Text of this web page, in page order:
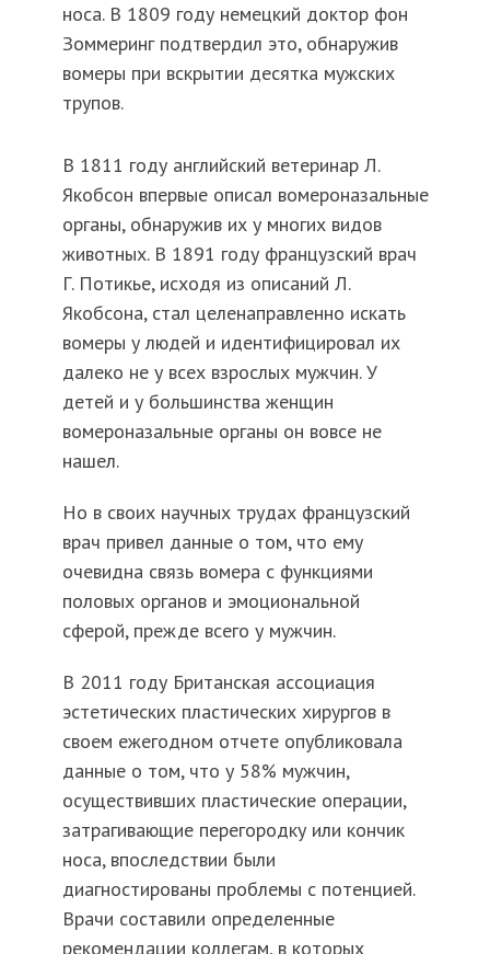
носа. В 1809 году немецкий доктор фон
Зоммеринг подтвердил это, обнаружив
вомеры при вскрытии десятка мужских
трупов.
В 1811 году английский ветеринар Л.
Якобсон впервые описал вомероназальные
органы, обнаружив их у многих видов
животных. В 1891 году французский врач
Г. Потикье, исходя из описаний Л.
Якобсона, стал целенаправленно искать
вомеры у людей и идентифицировал их
далеко не у всех взрослых мужчин. У
детей и у большинства женщин
вомероназальные органы он вовсе не
нашел.
Но в своих научных трудах французский
врач привел данные о том, что ему
очевидна связь вомера с функциями
половых органов и эмоциональной
сферой, прежде всего у мужчин.
В 2011 году Британская ассоциация
эстетических пластических хирургов в
своем ежегодном отчете опубликовала
данные о том, что у 58% мужчин,
осуществивших пластические операции,
затрагивающие перегородку или кончик
носа, впоследствии были
диагностированы проблемы с потенцией.
Врачи составили определенные
рекомендации коллегам, в которых